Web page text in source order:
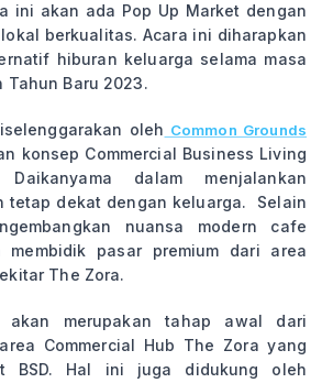
ini akan ada Pop Up Market dengan
berkualitas. Acara ini diharapkan
hiburan keluarga selama masa
Tahun Baru 2023.
oleh Common Grounds
konsep Commercial Business Living
dalam menjalankan
tetap dekat dengan keluarga. Selain
nuansa modern cafe
membidik pasar premium dari area
The Zora.
akan merupakan tahap awal dari
Commercial Hub The Zora yang
BSD. Hal ini juga didukung oleh